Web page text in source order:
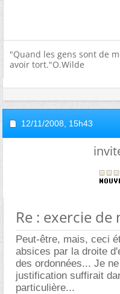
"Quand les gens sont de
avoir tort."O.Wilde
12/11/2008, 15h43
Re : exercie de
Peut-être, mais, ceci
absices par la droite
des ordonnées... Je
justification suffirait
particulière...